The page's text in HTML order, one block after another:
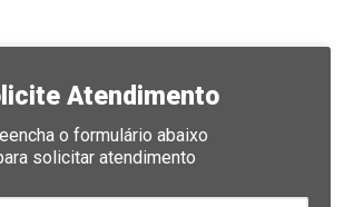
Atendimento
o formulário abaixo
solicitar atendimento